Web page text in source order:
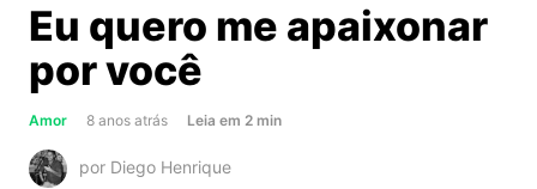
Eu quero me apaixonar
por você
Amor 8 anos atrás Leia about
quero
em 2 min
por Diego Henrique